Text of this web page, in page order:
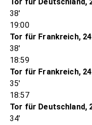
38'
19:00
Tor für Frankreich,
38'
18:59
Tor für Frankreich,
35'
18:57
Tor für Deutschland,
34'